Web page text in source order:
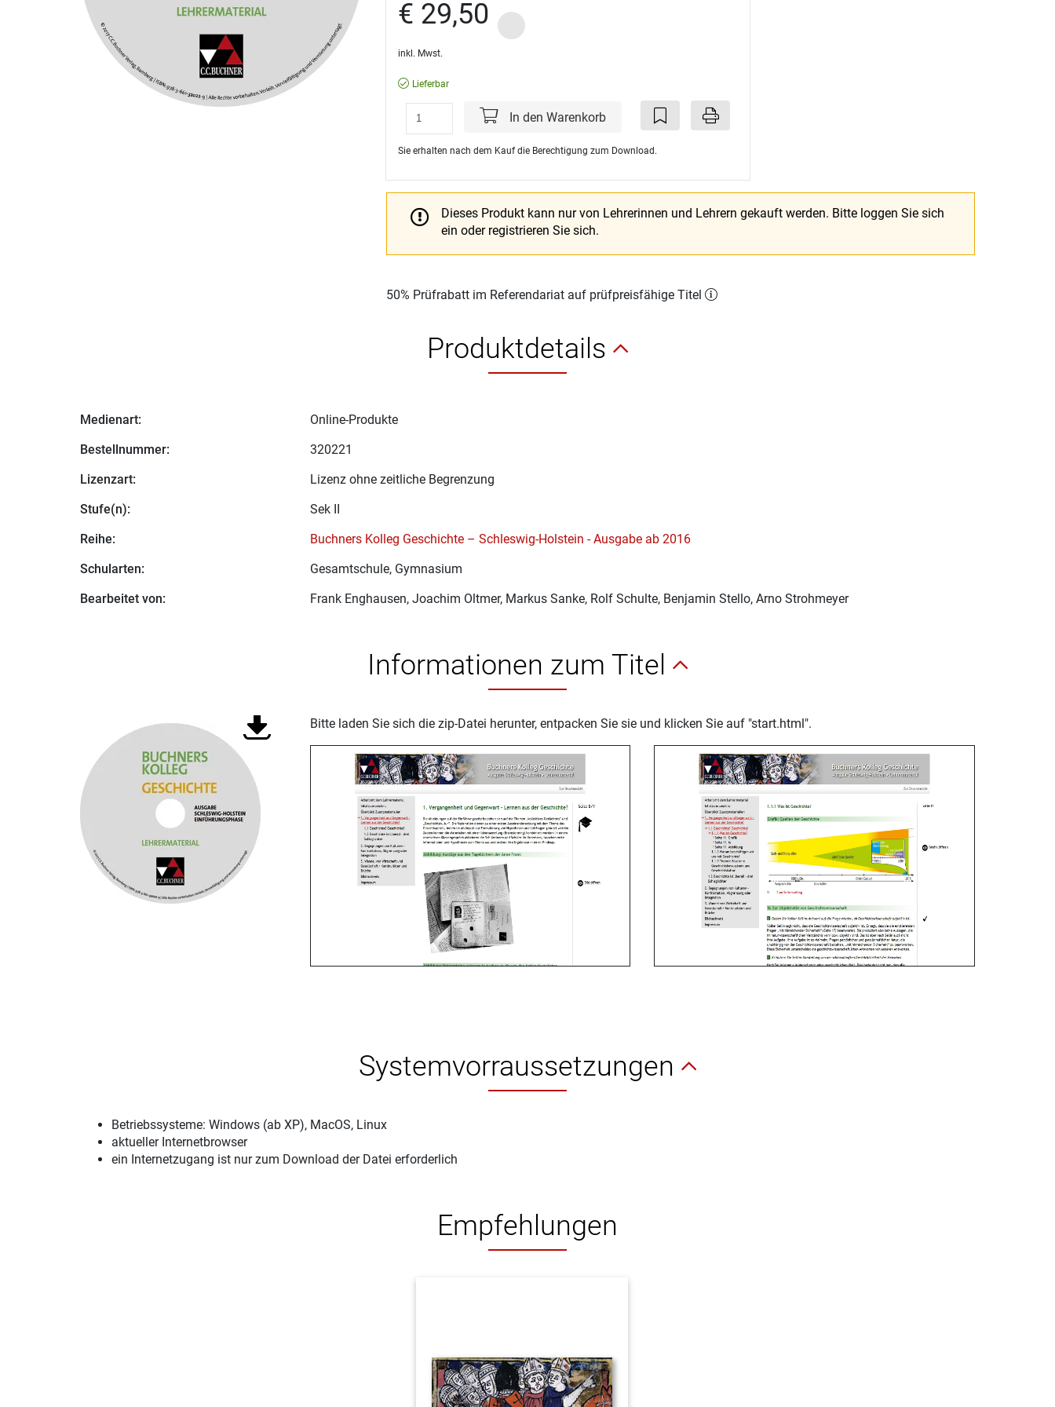
€ 29,50
inkl. Mwst.
Lieferbar
In den Warenkorb
Sie erhalten nach dem Kauf die Berechtigung zum Download.
Dieses Produkt kann nur von Lehrerinnen und Lehrern gekauft werden. Bitte loggen Sie sich
ein oder registrieren Sie sich.
50% Prüfrabatt im Referendariat auf prüfpreisfähige Titel
Produktdetails
Medienart:
Online-Produkte
Bestellnummer:
320221
Lizenzart:
Lizenz ohne zeitliche Begrenzung
Stufe(n):
Sek II
Reihe:
Buchners Kolleg Geschichte – Schleswig-Holstein - Ausgabe ab 2016
Schularten:
Gesamtschule, Gymnasium
Bearbeitet von:
Frank Enghausen, Joachim Oltmer, Markus Sanke, Rolf Schulte, Benjamin Stello, Arno Strohmeyer
Informationen zum Titel
Bitte laden Sie sich die zip-Datei herunter, entpacken Sie sie und klicken Sie auf "start.html".
Systemvorraussetzungen
Betriebssysteme: Windows (ab XP), MacOS, Linux
aktueller Internetbrowser
ein Internetzugang ist nur zum Download der Datei erforderlich
Empfehlungen